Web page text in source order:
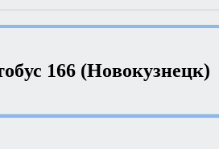
166 (Новокузнецк)